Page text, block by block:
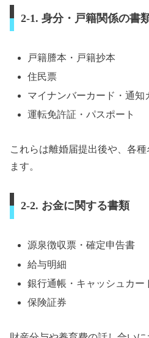
2-1. 身分・戸籍関係の書
戸籍謄本・戸籍抄本
住民票
マイナンバーカード・通知
運転免許証・パスポート
これらは離婚届提出後や、各
ます。
2-2. お金に関する書類
源泉徴収票・確定申告書
給与明細
銀行通帳・キャッシュカー
保険証券